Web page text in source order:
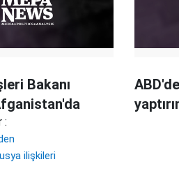
Bakanı
:
ilişkileri